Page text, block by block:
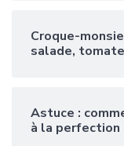
Croque-
salade,
Astuce :
à la perfection